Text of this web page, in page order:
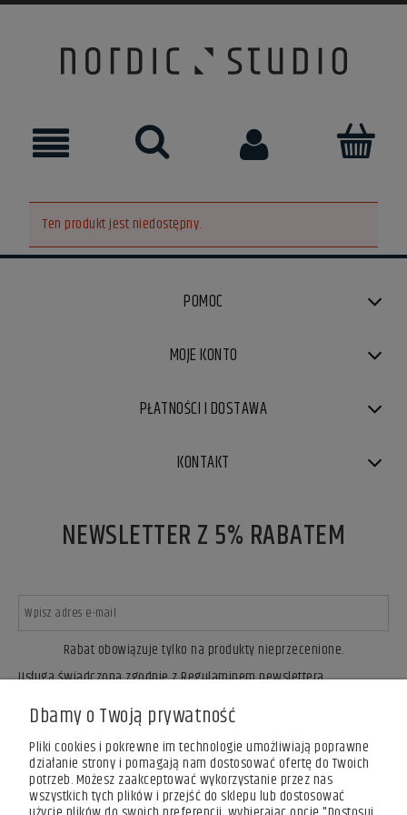
Ten produkt jest niedostępny.
POMOC
MOJE KONTO
PŁATNOŚCI I DOSTAWA
KONTAKT
NEWSLETTER Z 5% RABATEM
Rabat obowiązuje tylko na produkty nieprzecenione.
ZAPISZ SIĘ
Usługa świadczona zgodnie z Regulaminem newslettera.
Dbamy o Twoją prywatność
Pliki cookies i pokrewne im technologie umożliwiają poprawne
działanie strony i pomagają nam dostosować ofertę do Twoich
potrzeb. Możesz zaakceptować wykorzystanie przez nas
wszystkich tych plików i przejść do sklepu lub dostosować